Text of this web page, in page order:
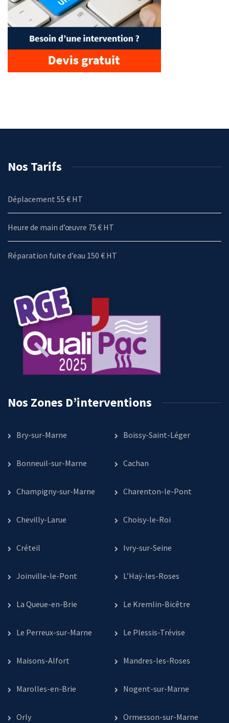
Nos Tarifs
Déplacement 55 € HT
Heure de main d’œuvre 75 € HT
Réparation fuite d’eau 150 € HT
Nos Zones D’interventions
Bry-sur-Marne Boissy-Saint-Léger
Bonneuil-sur-Marne Cachan
Champigny-sur-Marne Charenton-le-Pont
Chevilly-Larue Choisy-le-Roi
Créteil Ivry-sur-Seine
Joinville-le-Pont L’Haÿ-les-Roses
La Queue-en-Brie Le Kremlin-Bicêtre
Le Perreux-sur-Marne Le Plessis-Trévise
Maisons-Alfort Mandres-les-Roses
Marolles-en-Brie Nogent-sur-Marne
Orly Ormesson-sur-Marne